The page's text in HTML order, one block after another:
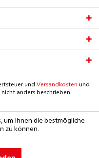
und Versandkosten und
anders beschrieben
um Ihnen die bestmögliche
zu können.